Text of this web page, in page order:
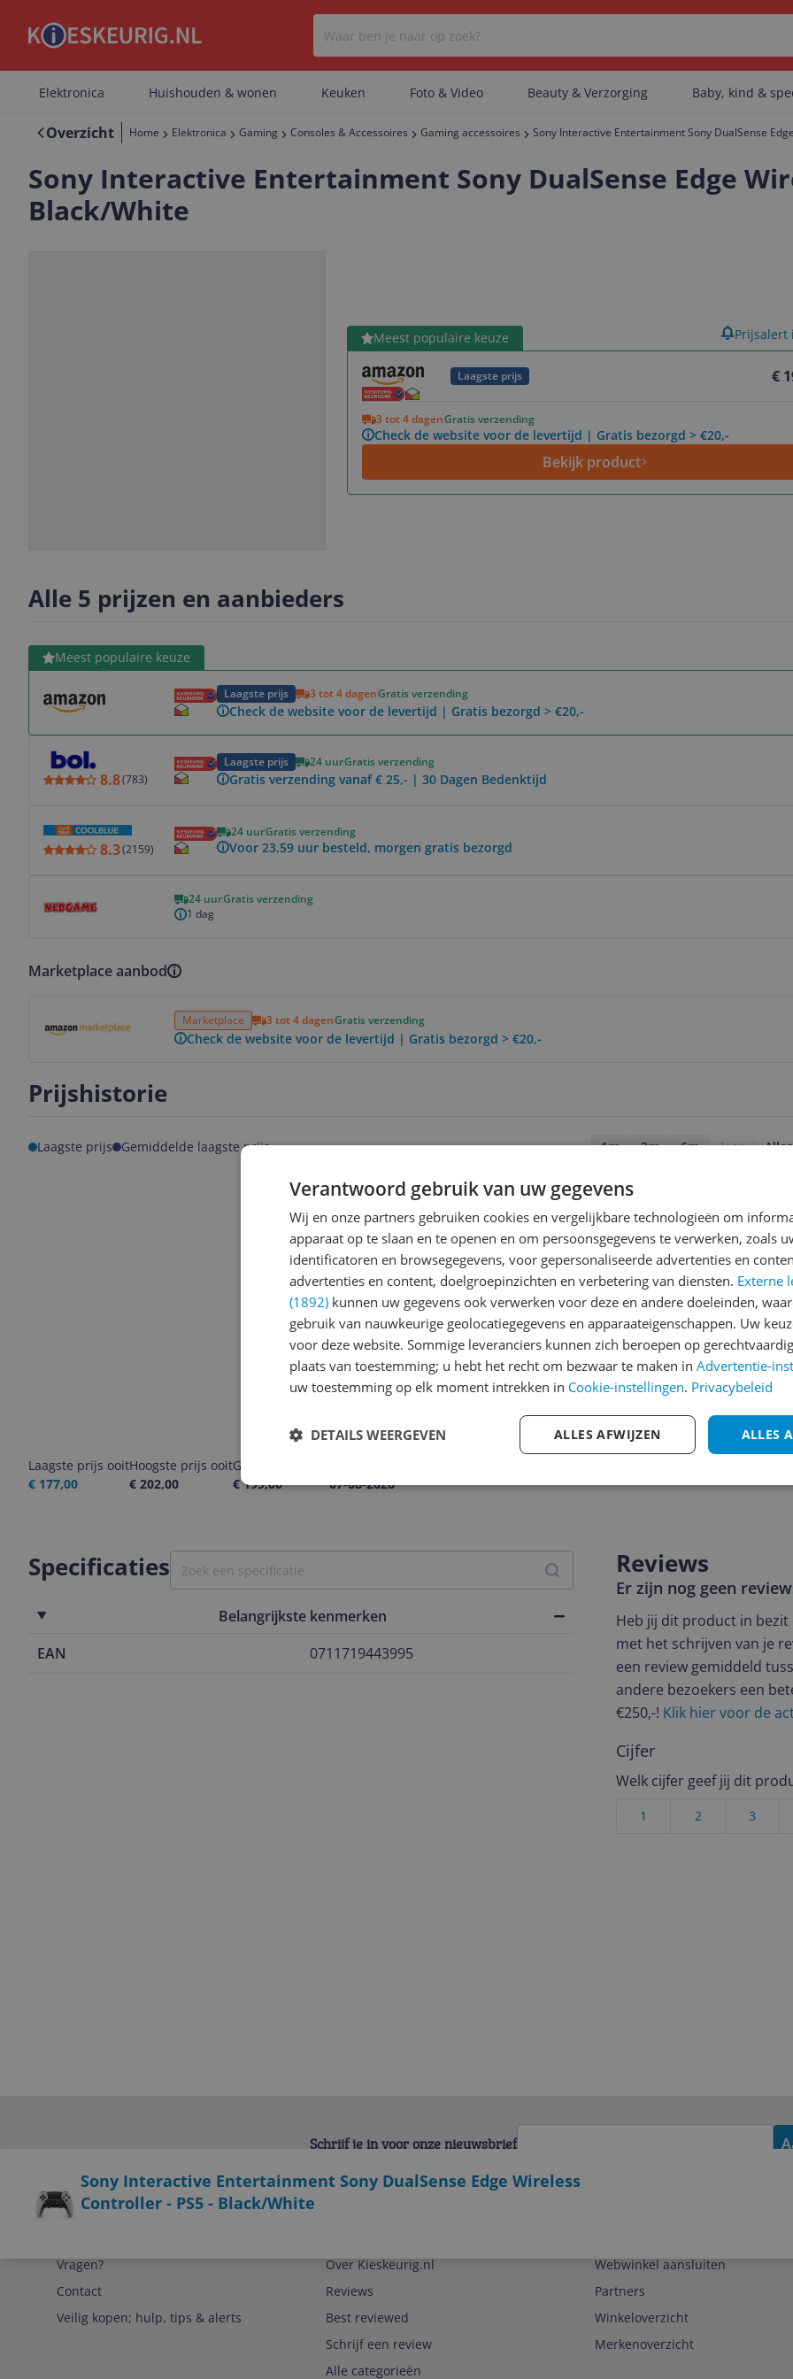
Er zijn geen categorieën gevonden.
Elektronica Huishouden & wonen Keuken Foto & Video Beauty & Verzorging Baby, kind &
Overzicht Home Elektronica Gaming Consoles & Accessoires Gaming accessoires Sony Interactive Entertainment Sony DualSense
Sony Interactive Entertainment Sony DualSense Edge
Black/White
Meest populaire keuze
Laagste prijs €
3 tot 4 dagenGratis verzending
Check de website voor de levertijd | Gratis bezorgd > €20,-
Bekijk product
Bekijk product Prijsalert
Alle 5 prijzen en aanbieders
Meest populaire keuze
Laagste prijs 3 tot 4 dagenGratis verzending
Check de website voor de levertijd | Gratis bezorgd > €20,-
Bekijk product
8.8(783)
Laagste prijs 24 uurGratis verzending
Gratis verzending vanaf € 25,- | 30 Dagen Bedenktijd
8.3(2159)
24 uurGratis verzending
Voor 23.59 uur besteld, morgen gratis bezorgd
24 uurGratis verzending
1 dag
Marketplace aanbod
Marketplace 3 tot 4 dagenGratis verzending
Check de website voor de levertijd | Gratis bezorgd > €20,-
Prijshistorie
Laagste prijs Gemiddelde laagste prijs 1m 3m 6m Jaar Alles
Laagste prijs ooit
€ 177,00
Hoogste prijs ooit
€ 202,00
Goedkoopste nu
€ 199,00
07-08-2026
Specificaties
Belangrijkste kenmerken
EAN
0711719443995
Reviews
Er zijn nog geen
Heb jij dit product in bezit
met het schrijven van je
een review gemiddeld
andere bezoekers een
€250,-! Klik hier voor de
Cijfer
Welk cijfer geef jij dit
3
2
1
Sony Interactive Entertainment Sony DualSense Edge Wireless
Controller - PS5 - Black/White
Schrijf je in voor onze nieuwsbrief
Vragen?
Contact
Veilig kopen; hulp, tips & alerts
Over Kieskeurig.nl
Reviews
Best reviewed
Schrijf een review
Alle categorieën
Webwinkel aansluiten
Partners
Winkeloverzicht
Merkenoverzicht
Verantwoord gebruik van uw gegevens
Wij en onze partners gebruiken cookies en vergelijkbare technologieën om
apparaat op te slaan en te openen en om persoonsgegevens te verwerken, zoals
identificatoren en browsegegevens, voor gepersonaliseerde advertenties en
advertenties en content, doelgroepinzichten en verbetering van diensten. Externe
(1892) kunnen uw gegevens ook verwerken voor deze en andere doeleinden,
gebruik van nauwkeurige geolocatiegegevens en apparaateigenschappen. Uw
voor deze website. Sommige leveranciers kunnen zich beroepen op
plaats van toestemming; u hebt het recht om bezwaar te maken in Advertentie-
uw toestemming op elk moment intrekken in Cookie-instellingen. Privacybeleid
ALLES
ALLES AFWIJZEN
DETAILS WEERGEVEN